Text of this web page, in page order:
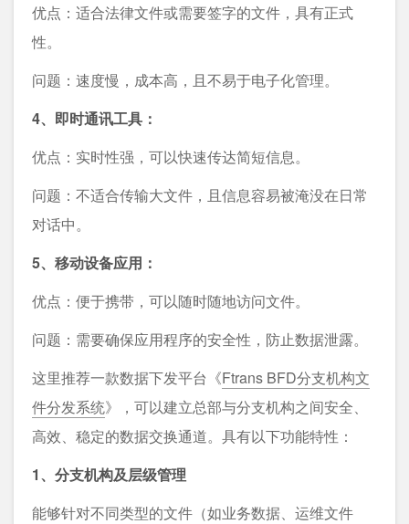
优点：适合法律文件或需要签字的文件，具有正式
性。
问题：速度慢，成本高，且不易于电子化管理。
4、即时通讯工具：
优点：实时性强，可以快速传达简短信息。
问题：不适合传输大文件，且信息容易被淹没在日常
对话中。
5、移动设备应用：
优点：便于携带，可以随时随地访问文件。
问题：需要确保应用程序的安全性，防止数据泄露。
这里推荐一款数据下发平台《Ftrans BFD分支机构文
件分发系统》，可以建立总部与分支机构之间安全、
高效、稳定的数据交换通道。具有以下功能特性：
1、分支机构及层级管理
能够针对不同类型的文件（如业务数据、运维文件